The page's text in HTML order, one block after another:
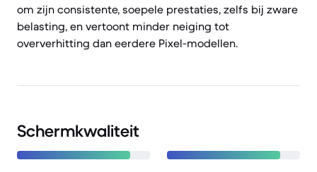
om zijn consistente, soepele prestaties, zelfs bij zware
belasting, en vertoont minder neiging tot
oververhitting dan eerdere Pixel-modellen.
Schermkwaliteit